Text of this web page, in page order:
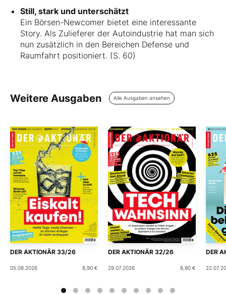
Still, stark und unterschätzt
Ein Börsen-Newcomer bietet eine interessante
Story. Als Zulieferer der Autoindustrie hat man sich
nun zusätzlich in den Bereichen Defense und
Raumfahrt positioniert. (S. 60)
Weitere Ausgaben Alle Ausgaben ansehen
DER AKTIONÄR 33/26
05.08.2026 8,90 €
DER AKTIONÄR 32/26
29.07.2026 8,90 €
DER